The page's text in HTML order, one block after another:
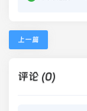
上一篇
评论 (0)